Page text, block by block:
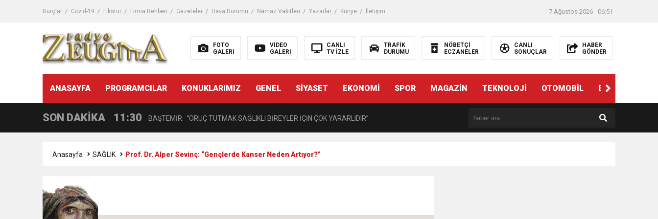
Burçlar Covid-19 Fikstür Firma Rehberi Gazeteler Hava Durumu Namaz Vakitleri Yazarlar Künye İletişim 7 Ağustos 2026 - 06:51
FOTO
GALERI
VIDEO
GALERI
CANLI
TV İZLE
TRAFİK
DURUMU
NÖBETÇİ
ECZANELER
CANLI
SONUÇLAR
HABER
GÖNDER
ANASAYFA PROGRAMCILAR KONUKLARIMIZ GENEL SİYASET EKONOMİ SPOR MAGAZİN TEKNOLOJİ OTOMOBİL EĞİTİM
SON DAKİKA
14:08 Gaziantep FK o yıldızı getiriyor
11:59 GÖĞÜS HASTALIKLARI UZMANINDAN LİSELİLERE BİLGİLENDİRME
11:30 BAŞTEMİR: “ORUÇ TUTMAK SAĞLIKLI BİREYLER İÇİN ÇOK YARARLIDIR”
Anasayfa SAĞLIK Prof. Dr. Alper Sevinç: “Gençlerde Kanser Neden Artıyor?”